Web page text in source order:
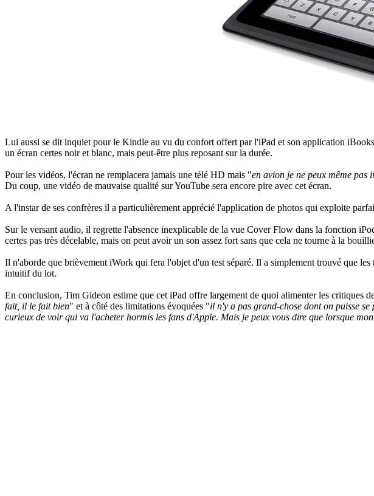
Lui aussi se dit inquiet pour le Kindle au vu du confort offert par l'iPad et son application
un écran certes noir et blanc, mais peut-être plus reposant sur la durée.
Pour les vidéos, l'écran ne remplacera jamais une télé HD mais "en avion je ne peux même
Du coup, une vidéo de mauvaise qualité sur YouTube sera encore pire avec cet écran.
A l'instar de ses confrères il a particulièrement apprécié l'application de photos qui exploite
Sur le versant audio, il regrette l'absence inexplicable de la vue Cover Flow dans la fonction
certes pas très décelable, mais on peut avoir un son assez fort sans que cela ne tourne à la
Il n'aborde que brièvement iWork qui fera l'objet d'un test séparé. Il a simplement trouvé que
intuitif du lot.
En conclusion, Tim Gideon estime que cet iPad offre largement de quoi alimenter les critiques
fait, il le fait bien" et à côté des limitations évoquées "il n'y a pas grand-chose dont on puisse se
curieux de voir qui va l'acheter hormis les fans d'Apple. Mais je peux vous dire que lorsque